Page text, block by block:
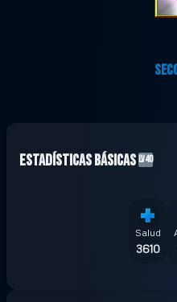
Estadísticas Básicas LV40
Salud
3610